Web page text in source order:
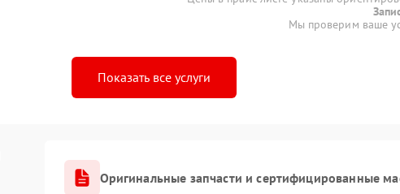
Мы проверим ваше
Показать все услуги
Оригинальные запчасти и сертифицированные